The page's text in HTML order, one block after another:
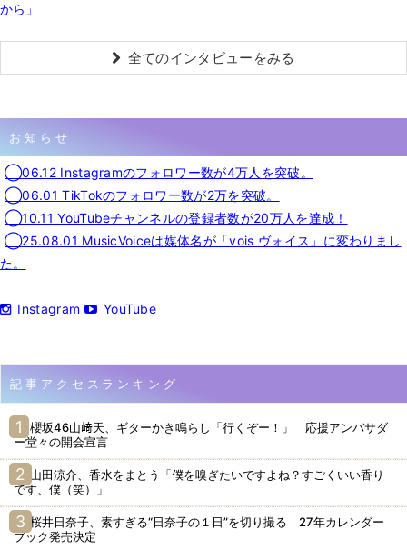
から」
全てのインタビューをみる
お知らせ
◯06.12 Instagramのフォロワー数が4万人を突破。
◯06.01 TikTokのフォロワー数が2万を突破。
◯10.11 YouTubeチャンネルの登録者数が20万人を達成！
◯25.08.01 MusicVoiceは媒体名が「vois ヴォイス」に変わりまし
た。
Instagram YouTube
記事アクセスランキング
櫻坂46山﨑天、ギターかき鳴らし「行くぞー！」 応援アンバサダ
ー堂々の開会宣言
山田涼介、香水をまとう「僕を嗅ぎたいですよね？すごくいい香り
です、僕（笑）」
桜井日奈子、素すぎる“日奈子の１日”を切り撮る 27年カレンダー
ブック発売決定